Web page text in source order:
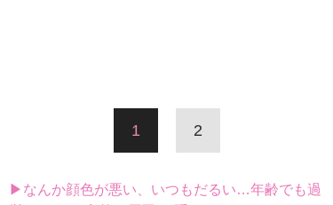
1 2
▶なんか顔色が悪い、いつもだるい…年齢でも過